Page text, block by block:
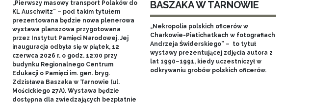
„Pierwszy masowy transport Polaków do
KL Auschwitz” – pod takim tytułem
prezentowana będzie nowa plenerowa
wystawa planszowa przygotowana
przez Instytut Pamięci Narodowej. Jej
inauguracja odbyła się w piątek, 12
czerwca 2026 r. o godz. 12:00 przy
budynku Regionalnego Centrum
Edukacji o Pamięci im. gen. bryg.
Zdzisława Baszaka w Tarnowie (ul.
Mościckiego 27A). Wystawa będzie
dostępna dla zwiedzających bezpłatnie
BASZAKA W TARNOWIE
„Nekropolia polskich oficerów w
Charkowie-Piatichatkach w fotografiach
Andrzeja Świderskiego” – to tytuł
wystawy prezentującej zdjęcia autora z
lat 1990–1991, kiedy uczestniczył w
odkrywaniu grobów polskich oficerów.